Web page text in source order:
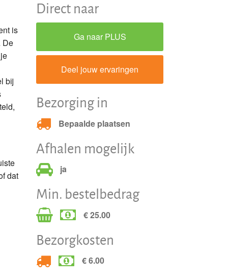
is
De
bij
dat
Direct naar
Ga naar PLUS
Deel jouw ervaringen
Bezorging in
Bepaalde plaatsen
Afhalen mogelijk
ja
Min. bestelbedrag
€ 25.00
Bezorgkosten
€ 6.00